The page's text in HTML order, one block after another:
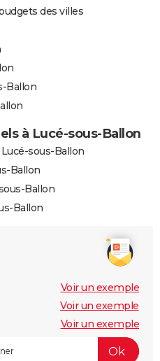
des villes
Ballon
à Lucé-sous-Ballon
sous-Ballon
Ballon
Ballon
Ballon
Voir un exemple
Voir un exemple
Voir un exemple